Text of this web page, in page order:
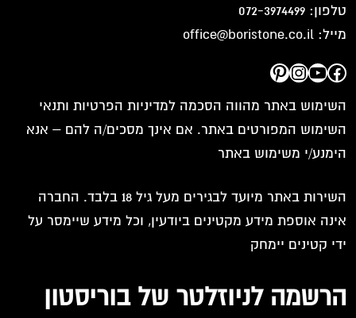
טלפון: 072-3974499
מייל: office@boristone.co.il
Facebook
YouTube
Instagram
Pinterest
השימוש באתר מהווה הסכמה למדיניות הפרטיות ותנאי
השימוש המפורטים באתר. אם אינך מסכים/ה להם – אנא
הימנע/י משימוש באתר
השירות באתר מיועד לבגירים מעל גיל 18 בלבד. החברה
אינה אוספת מידע מקטינים ביודעין, וכל מידע שיימסר על
ידי קטינים יימחק
הרשמה לניוזלטר של בוריסטון